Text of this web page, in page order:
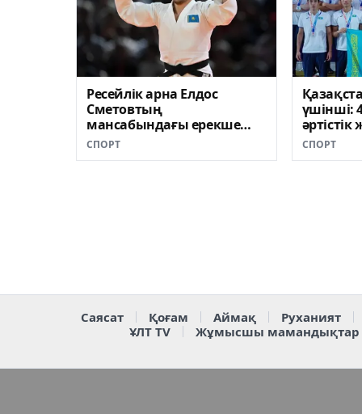
Ресейлік арна Елдос
Сметовтың
мансабындағы ерекше
заңдылыққа назар
аударды
СПОРТ
үшінші:
СПОРТ
Саясат Қоғам Аймақ
Руханият
ҰЛТ TV
Жұмысшы